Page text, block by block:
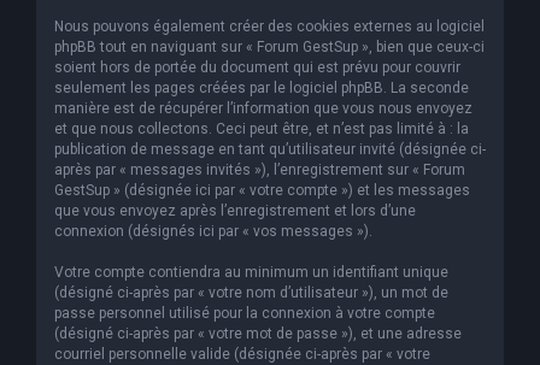
Nous pouvons également créer des cookies externes au logiciel
phpBB tout en naviguant sur « Forum GestSup », bien que ceux-ci
soient hors de portée du document qui est prévu pour couvrir
seulement les pages créées par le logiciel phpBB. La seconde
manière est de récupérer l’information que vous nous envoyez
et que nous collectons. Ceci peut être, et n’est pas limité à : la
publication de message en tant qu’utilisateur invité (désignée ci-
après par « messages invités »), l’enregistrement sur « Forum
GestSup » (désignée ici par « votre compte ») et les messages
que vous envoyez après l’enregistrement et lors d’une
connexion (désignés ici par « vos messages »).
Votre compte contiendra au minimum un identifiant unique
(désigné ci-après par « votre nom d’utilisateur »), un mot de
passe personnel utilisé pour la connexion à votre compte
(désigné ci-après par « votre mot de passe »), et une adresse
courriel personnelle valide (désignée ci-après par « votre